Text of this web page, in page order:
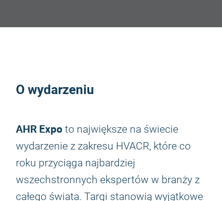
O wydarzeniu
AHR Expo to największe na świecie
wydarzenie z zakresu HVACR, które co
roku przyciąga najbardziej
wszechstronnych ekspertów w branży z
całego świata. Targi stanowią wyjątkowe